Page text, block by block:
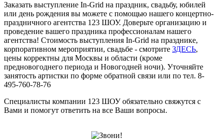
Заказать выступление In-Grid на праздник, свадьбу, юбилей
или день рождения вы можете с помощью нашего концертно-
праздничного агентства 123 ШОУ. Доверьте организацию и
проведение вашего праздника профессионалам нашего
агентства! Стоимость выступления In-Grid на празднике,
корпоративном мероприятии, свадьбе - смотрите ЗДЕСЬ,
цены корректны для Москвы и области (кроме
предновогоднего периода и Новогодней ночи). Уточняйте
занятость артистки по форме обратной связи или по тел. 8-
495-760-78-76
Специалисты компании 123 ШОУ обязательно свяжутся с
Вами и помогут ответить на все Ваши вопросы.